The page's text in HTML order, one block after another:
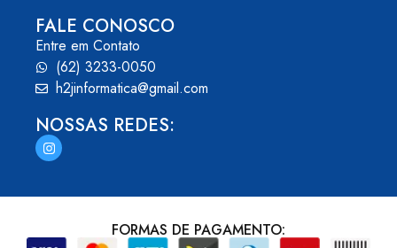
FALE CONOSCO
Entre em Contato
(62) 3233-0050
h2jinformatica@gmail.com
NOSSAS REDES:
FORMAS DE PAGAMENTO: